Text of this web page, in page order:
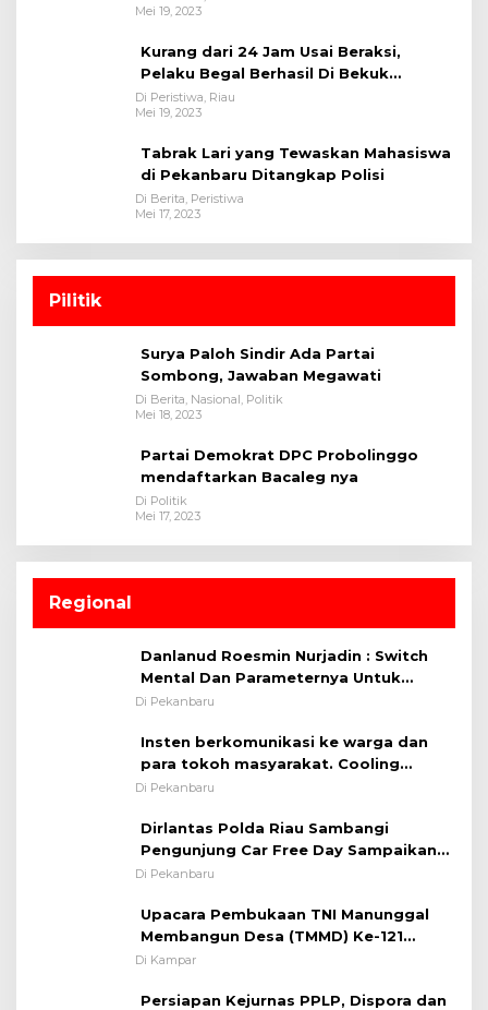
Mei 19, 2023
Kurang dari 24 Jam Usai Beraksi,
Pelaku Begal Berhasil Di Bekuk
Satreskrim Polres Kuansing
Di Peristiwa, Riau
Mei 19, 2023
Tabrak Lari yang Tewaskan Mahasiswa
di Pekanbaru Ditangkap Polisi
Di Berita, Peristiwa
Mei 17, 2023
Pilitik
Surya Paloh Sindir Ada Partai
Sombong, Jawaban Megawati
Di Berita, Nasional, Politik
Mei 18, 2023
Partai Demokrat DPC Probolinggo
mendaftarkan Bacaleg nya
Di Politik
Mei 17, 2023
Regional
Danlanud Roesmin Nurjadin : Switch
Mental Dan Parameternya Untuk
Melaksanakan ✈
Di Pekanbaru
Insten berkomunikasi ke warga dan
para tokoh masyarakat. Cooling
System OMP LK ²024 Polsek Rumbai,
Pentingnya Memelihara dan Menjaga
Situasi Kondusif
Di Pekanbaru
Dirlantas Polda Riau Sambangi
Pengunjung Car Free Day Sampaikan
Pesan Edukasi Kamtibmas &
Di Pekanbaru
Upacara Pembukaan TNI Manunggal
Membangun Desa (TMMD) Ke-121
Kodim 0313/KPR Tahun 2024) ?
Di Kampar
Persiapan Kejurnas PPLP, Dispora dan